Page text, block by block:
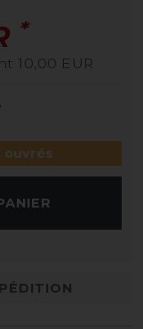
*
10,00 EUR
ouvrés